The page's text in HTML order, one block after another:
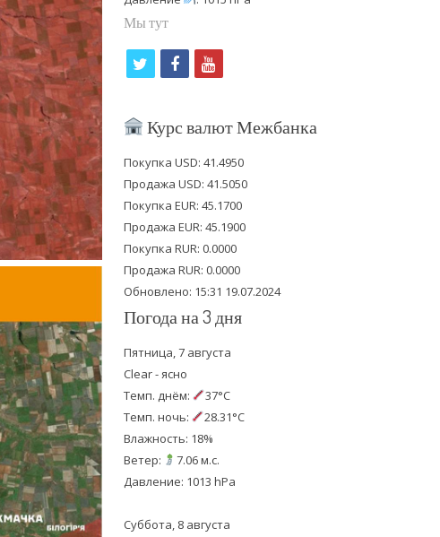
Мы тут
i
t
e
r
f
c
b
o
o
k
y
u
u
b
e
Курс валют Межбанка
Покупка USD: 41.4950
Продажа USD: 41.5050
Покупка EUR: 45.1700
Продажа EUR: 45.1900
Покупка RUR: 0.0000
Продажа RUR: 0.0000
Обновлено: 15:31 19.07.2024
Погода на 3 дня
Пятница, 7 августа
Clear - ясно
Темп. днём:
37°C
Темп. ночь:
28.31°C
Влажность: 18%
Ветер:
7.06 м.с.
Давление: 1013 hPa
Суббота, 8 августа